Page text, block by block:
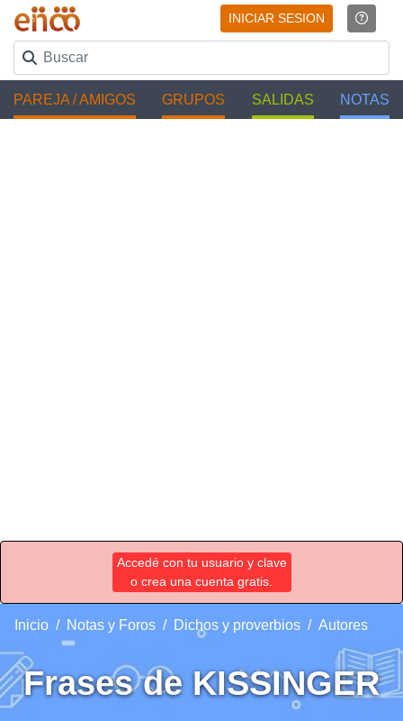
INICIAR SESION
PAREJA / AMIGOS GRUPOS SALIDAS NOTAS
Accedé con tu usuario y clave
o crea una cuenta gratis.
Inicio Notas y Foros Dichos y proverbios Autores
Frases de KISSINGER